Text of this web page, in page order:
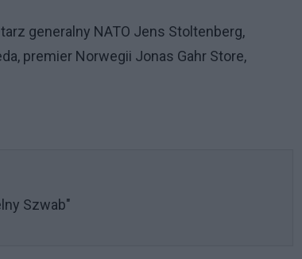
generalny NATO Jens Stoltenberg,
premier Norwegii Jonas Gahr Store,
Szwab"